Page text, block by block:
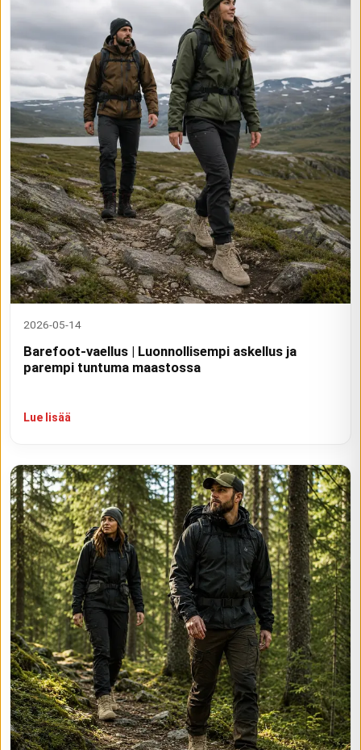
2026-05-14
Barefoot-vaellus | Luonnollisempi askellus ja
parempi tuntuma maastossa
Lue lisää